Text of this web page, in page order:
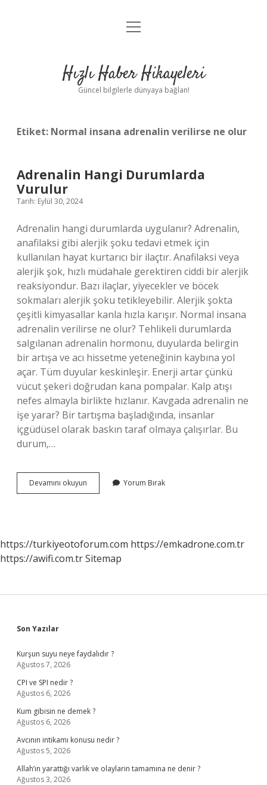
Anasayfa
Yasal Uyarı
menüyü
Hızlı Haber Hikayeleri
Güncel bilgilerle dünyaya bağlan!
Etiket: Normal insana adrenalin verilirse ne olur
Adrenalin Hangi Durumlarda
Vurulur
Tarih: Eylül 30, 2024
Adrenalin hangi durumlarda uygulanır? Adrenalin,
anafilaksi gibi alerjik şoku tedavi etmek için
kullanılan hayat kurtarıcı bir ilaçtır. Anafilaksi veya
alerjik şok, hızlı müdahale gerektiren ciddi bir alerjik
reaksiyondur. Bazı ilaçlar, yiyecekler ve böcek
sokmaları alerjik şoku tetikleyebilir. Alerjik şokta
çeşitli kimyasallar kanla hızla karışır. Normal insana
adrenalin verilirse ne olur? Tehlikeli durumlarda
salgılanan adrenalin hormonu, duyularda belirgin
bir artışa ve acı hissetme yeteneğinin kaybına yol
açar. Tüm duyular keskinleşir. Enerji artar çünkü
vücut şekeri doğrudan kana pompalar. Kalp atışı
nefes almayla birlikte hızlanır. Kavgada adrenalin ne
işe yarar? Bir tartışma başladığında, insanlar
içgüdüsel olarak baskın taraf olmaya çalışırlar. Bu
durum,…
Devamını okuyun Adrenalin
Hangi
Yorum Bırak
https://turkiyeotoforum.com https://emkadrone.com.tr
https://awifi.com.trSitemap
Sidebar
Son Yazılar
Kurşun suyu neye faydalıdır ?
Ağustos 7, 2026
CPI ve SPI nedir ?
Ağustos 6, 2026
Kum gibisin ne demek ?
Ağustos 6, 2026
Avcının intikamı konusu nedir ?
Ağustos 5, 2026
Allah’ın yarattığı varlık ve olaylarin tamamına ne denir ?
Ağustos 3, 2026